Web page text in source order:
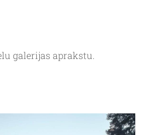
galerijas aprakstu.